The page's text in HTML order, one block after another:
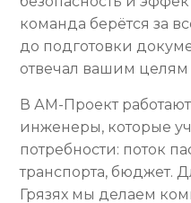
команда берётся за
до подготовки
отвечал вашим
В АМ-Проект
инженеры, которые
потребности: поток
транспорта, бюджет.
Грязях мы делаем